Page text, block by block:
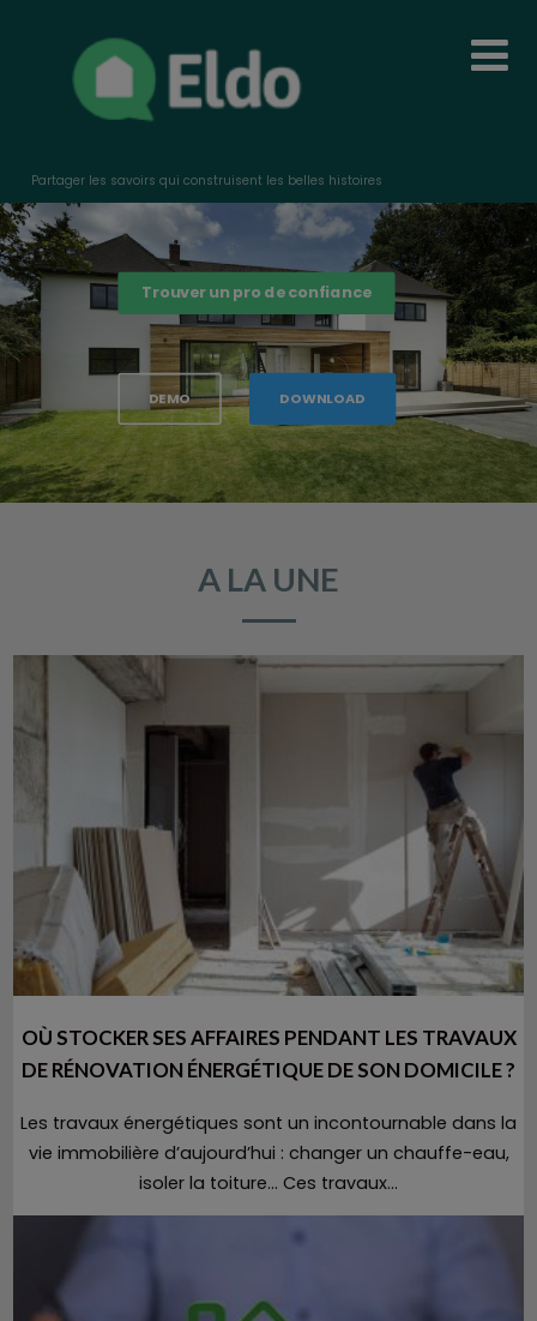
Partager les savoirs qui construisent les belles histoires
Trouver un pro de confiance
DEMO DOWNLOAD
A LA UNE
OÙ STOCKER SES AFFAIRES PENDANT LES TRAVAUX
DE RÉNOVATION ÉNERGÉTIQUE DE SON DOMICILE ?
Les travaux énergétiques sont un incontournable dans la
vie immobilière d’aujourd’hui : changer un chauffe-eau,
isoler la toiture… Ces travaux...